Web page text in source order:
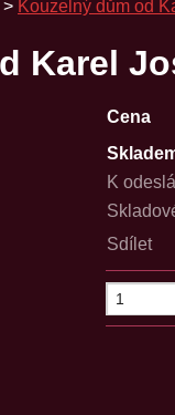
> Kouzelný dům od
Karel
Cena
K
Sdílet